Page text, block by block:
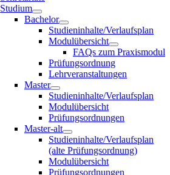
Studium
Bachelor
Studieninhalte/Verlaufsplan
Modulübersicht
FAQs zum Praxismodul
Prüfungsordnung
Lehrveranstaltungen
Master
Studieninhalte/Verlaufsplan
Modulübersicht
Prüfungsordnungen
Master-alt
Studieninhalte/Verlaufsplan
(alte Prüfungsordnung)
Modulübersicht
Prüfungsordnungen